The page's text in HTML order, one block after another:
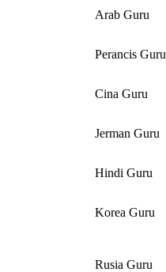
Arab Guru
Perancis Guru
Cina Guru
Jerman Guru
Hindi Guru
Korea Guru
Rusia Guru